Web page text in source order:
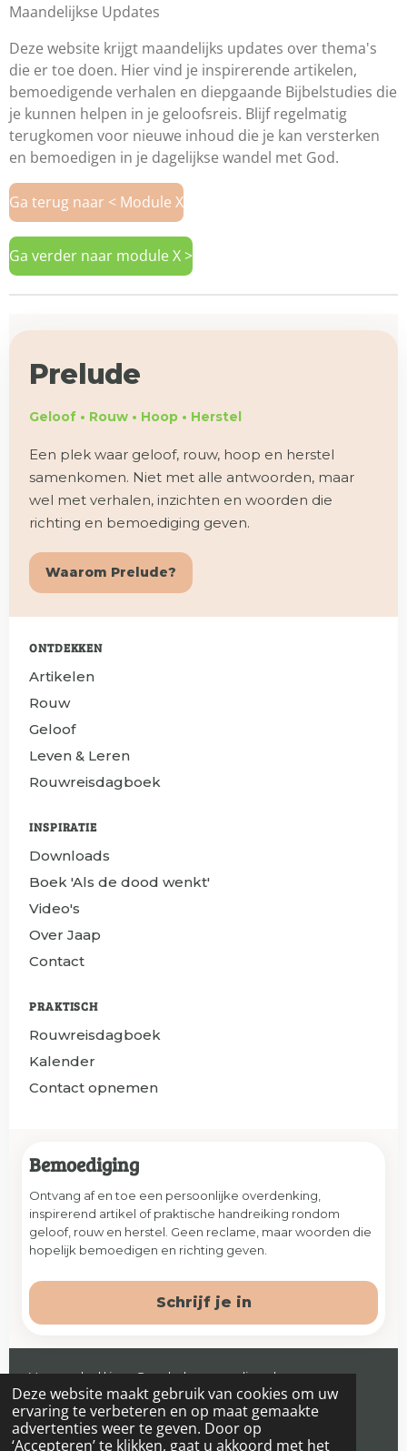
Deze website maakt gebruik van cookies om uw
ervaring te verbeteren en op maat gemaakte
advertenties weer te geven. Door op
‘Accepteren’ te klikken, gaat u akkoord met het
Maandelijkse Updates
Deze website krijgt maandelijks updates over thema's
die er toe doen. Hier vind je inspirerende artikelen,
bemoedigende verhalen en diepgaande Bijbelstudies die
je kunnen helpen in je geloofsreis. Blijf regelmatig
terugkomen voor nieuwe inhoud die je kan versterken
en bemoedigen in je dagelijkse wandel met God.
Ga terug naar < Module X
Ga verder naar module X >
Prelude
Geloof • Rouw • Hoop • Herstel
Een plek waar geloof, rouw, hoop en herstel
samenkomen. Niet met alle antwoorden, maar
wel met verhalen, inzichten en woorden die
richting en bemoediging geven.
Waarom Prelude?
ONTDEKKEN
Artikelen
Rouw
Geloof
Leven & Leren
Rouwreisdagboek
INSPIRATIE
Downloads
Boek 'Als de dood wenkt'
Video's
Over Jaap
Contact
PRAKTISCH
Rouwreisdagboek
Kalender
Contact opnemen
Bemoediging
Ontvang af en toe een persoonlijke overdenking,
inspirerend artikel of praktische handreiking rondom
geloof, rouw en herstel. Geen reclame, maar woorden die
hopelijk bemoedigen en richting geven.
Schrijf je in
Veenendaal | jaap@prelude-counseling.nl
© 2026 Prelude. Alle rechten voorbehouden.